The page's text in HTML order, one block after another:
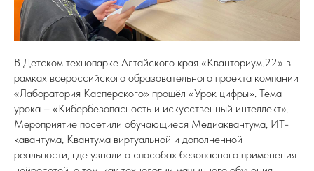
В Детском технопарке Алтайского края «Кванториум.22» в
рамках всероссийского образовательного проекта компании
«Лаборатория Касперского» прошёл «Урок цифры». Тема
урока – «Кибербезопасность и искусственный интеллект».
Мероприятие посетили обучающиеся Медиаквантума, ИТ-
кавантума, Квантума виртуальной и дополненной
реальности, где узнали о способах безопасного применения